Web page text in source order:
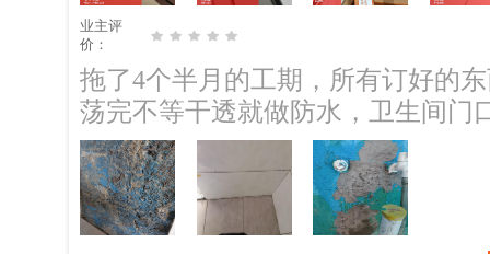
明显。 ；整改建议：缝隙过大的建议美容胶收边收口处理。 4、墙面油漆天花
局部有些补腻子未刷漆。卫生间门
有些磕破砂眼情况。天花灯槽位置
漆有些渗色。客厅房间插座面板局
行修补腻子打磨平补刷油漆修复处
砖空鼓明显。 ；整改建议：需要灌浆修复处理。注意马桶管过短需要接上来周
边缝隙填补饱满。 6、现场瓷砖的
议：需要重新对阳角位置重新做填缝处理。 7、房间木门闭合
业主评
价：
拖了4个半月的工期，所有订好的
荡完不等干透就做防水，卫生间门
连地面贴砖都空鼓；铺地板的地面
门槛石附近都只留了14-1.6;砌墙时
水泥批荡完不养护，墙全裂了，空
掰下水管给塞进去；地漏与下水管